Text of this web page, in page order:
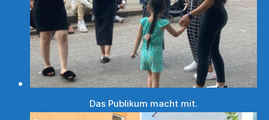
Das Publikum macht mit.